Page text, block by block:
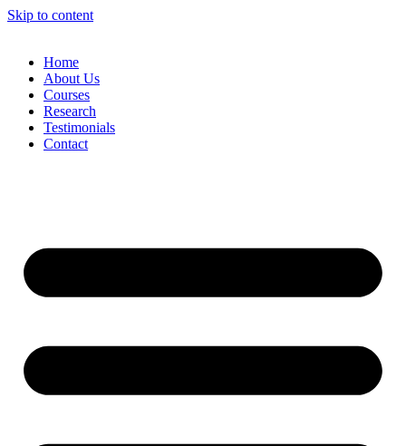
Skip to content
Home
About Us
Courses
Research
Testimonials
Contact